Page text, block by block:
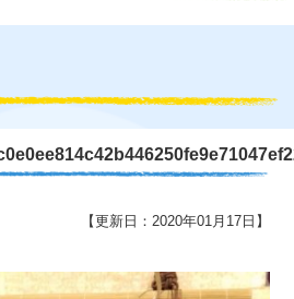
【更新日：2020年01月17日】